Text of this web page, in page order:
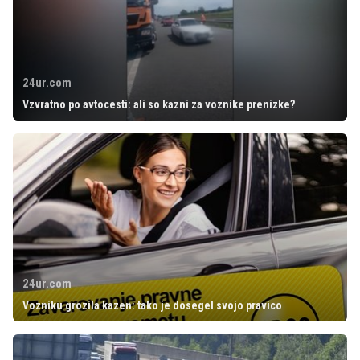
24ur.com
Vzvratno po avtocesti: ali so kazni za voznike prenizke?
24ur.com
Vozniku grozila kazen: tako je dosegel svojo pravico